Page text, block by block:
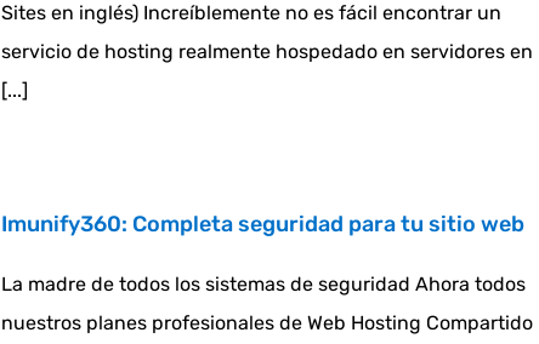
Sites en inglés) Increíblemente no es fácil encontrar un
servicio de hosting realmente hospedado en servidores en
[...]
Imunify360: Completa seguridad para tu sitio web
La madre de todos los sistemas de seguridad Ahora todos
nuestros planes profesionales de Web Hosting Compartido